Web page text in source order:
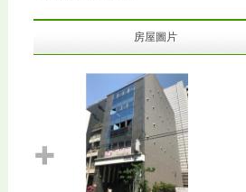
房屋圖片